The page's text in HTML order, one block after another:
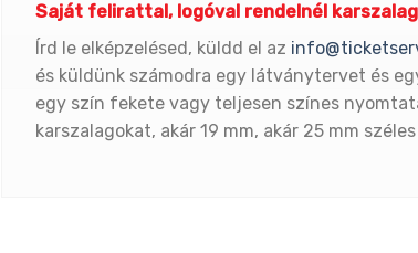
Saját felirattal, logóval rendelnél
Írd le elképzelésed, küldd el az
és küldünk számodra egy látványtervet és
egy szín fekete vagy teljesen színes
karszalagokat, akár 19 mm, akár 25 mm